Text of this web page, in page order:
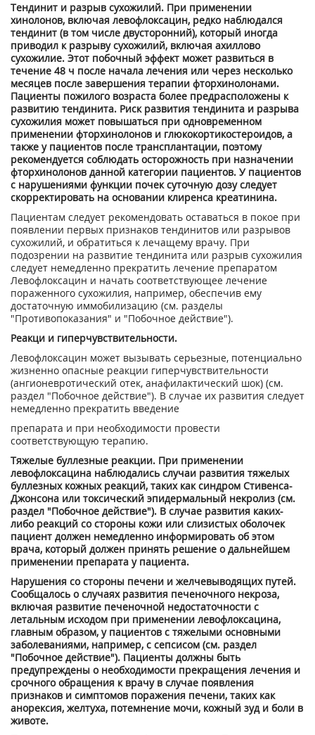
Тендинит и разрыв сухожилий. При применении
хинолонов, включая левофлоксацин, редко наблюдался
тендинит (в том числе двусторонний), который иногда
приводил к разрыву сухожилий, включая ахиллово
сухожилие. Этот побочный эффект может развиться в
течение 48 ч после начала лечения или через несколько
месяцев после завершения терапии фторхинолонами.
Пациенты пожилого возраста более предрасположены к
развитию тендинита. Риск развития тендинита и разрыва
сухожилия может повышаться при одновременном
применении фторхинолонов и глюкокортикостероидов, а
также у пациентов после трансплантации, поэтому
рекомендуется соблюдать осторожность при назначении
фторхинолонов данной категории пациентов. У пациентов
с нарушениями функции почек суточную дозу следует
скорректировать на основании клиренса креатинина.
Пациентам следует рекомендовать оставаться в покое при
появлении первых признаков тендинитов или разрывов
сухожилий, и обратиться к лечащему врачу. При
подозрении на развитие тендинита или разрыв сухожилия
следует немедленно прекратить лечение препаратом
Левофлоксацин и начать соответствующее лечение
пораженного сухожилия, например, обеспечив ему
достаточную иммобилизацию (см. разделы
"Противопоказания" и "Побочное действие").
Реакци и гиперчувствительности.
Левофлоксацин может вызывать серьезные, потенциально
жизненно опасные реакции гиперчувствительности
(ангионевротический отек, анафилактичес­кий шок) (см.
раздел "Побочное действие"). В случае их развития следует
немедленно прекратить введение
препарата и при необходимости провести
соответствующую терапию.
Тяжелые буллезные реакции. При применении
левофлоксацина наблюдались случаи развития тяжелых
буллезных кожных реакций, таких как синдром Стивенса-
Джонсона или токсический эпидермальный некролиз (см.
раздел "Побочное действие"). В случае развития каких-
либо реакций со стороны кожи или слизистых оболочек
пациент должен немедленно информировать об этом
врача, который должен принять решение о дальнейшем
применении препарата у пациента.
Нарушения со стороны печени и желчевыводящих путей.
Сообщалось о случаях развития печеночного некроза,
включая развитие печеночной недостаточности с
летальным исходом при применении левофлоксацина,
главным образом, у пациентов с тяжелыми основными
заболеваниями, например, с сепсисом (см. раздел
"Побочное действие"). Пациенты должны быть
предупреждены о необходимости прекращения лечения и
срочного обращения к врачу в случае появления
признаков и симптомов поражения печени, таких как
анорексия, желтуха, потемнение мочи, кожный зуд и боли в
животе.